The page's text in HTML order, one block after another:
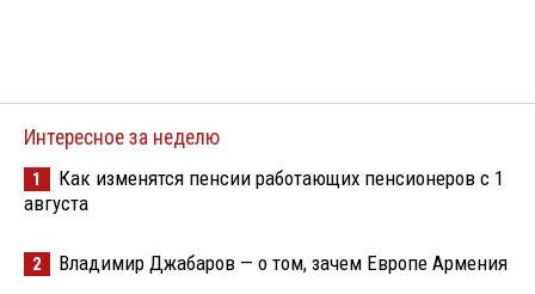
Интересное за неделю
1
Как изменятся пенсии работающих пенсионеров с 1
августа
2 Владимир Джабаров — о том, зачем Европе Армения